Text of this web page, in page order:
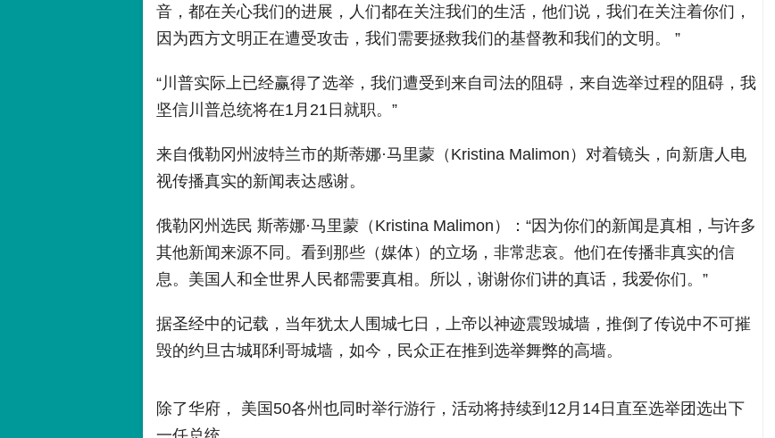
音，都在关心我们的进展，人们都在关注我们的生活，他们说，我们在关注着你们，
因为西方文明正在遭受攻击，我们需要拯救我们的基督教和我们的文明。 ”
“川普实际上已经赢得了选举，我们遭受到来自司法的阻碍，来自选举过程的阻碍，我
坚信川普总统将在1月21日就职。”
来自俄勒冈州波特兰市的斯蒂娜·马里蒙（Kristina Malimon）对着镜头，向新唐人电
视传播真实的新闻表达感谢。
俄勒冈州选民 斯蒂娜·马里蒙（Kristina Malimon）：“因为你们的新闻是真相，与许多
其他新闻来源不同。看到那些（媒体）的立场，非常悲哀。他们在传播非真实的信
息。美国人和全世界人民都需要真相。所以，谢谢你们讲的真话，我爱你们。”
据圣经中的记载，当年犹太人围城七日，上帝以神迹震毁城墙，推倒了传说中不可摧
毁的约旦古城耶利哥城墙，如今，民众正在推到选举舞弊的高墙。
除了华府， 美国50各州也同时举行游行，活动将持续到12月14日直至选举团选出下